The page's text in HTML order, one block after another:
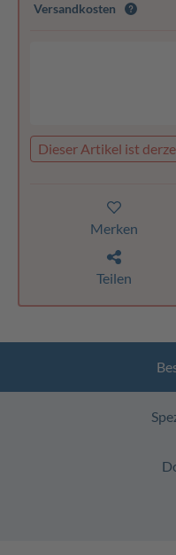
Versandkosten
Dieser Artikel ist
Merken
Teilen